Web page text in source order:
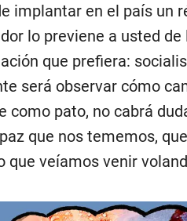
implantar en el país un
lo previene a usted
que prefiera:
será observar cómo
como pato, no cabrá
que nos tememos,
que veíamos venir